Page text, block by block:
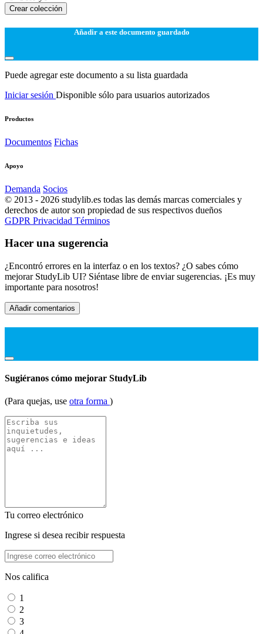
Сrear colección
Añadir a este documento guardado
Puede agregar este documento a su lista guardada
Iniciar sesión Disponible sólo para usuarios autorizados
Productos
Documentos Fichas
Apoyo
Demanda Socios
© 2013 - 2026 studylib.es todas las demás marcas comerciales y
derechos de autor son propiedad de sus respectivos dueños
GDPR Privacidad Términos
Hacer una sugerencia
¿Encontró errores en la interfaz o en los textos? ¿O sabes cómo
mejorar StudyLib UI? Siéntase libre de enviar sugerencias. ¡Es muy
importante para nosotros!
Añadir comentarios
Sugiéranos cómo mejorar StudyLib
(Para quejas, use otra forma )
Tu correo electrónico
Ingrese si desea recibir respuesta
Nos califica
1
2
3